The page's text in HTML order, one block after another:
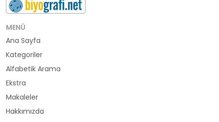
buluş
bürokrat
büyükelçi
cumhurbaşkanı
din adamı
MENÜ
Ana Sayfa
Kategoriler
Alfabetik Arama
Ekstra
Makaleler
Hakkımızda